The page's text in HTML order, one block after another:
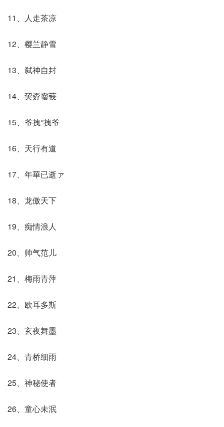
11、人走茶凉
12、樱兰静雪
13、弑神自封
14、巭孬嫑莪
15、爷拽°拽爷
16、天行有道
17、年華已逝ァ
18、龙傲天下
19、痴情浪人
20、帅气范儿
21、梅雨青萍
22、欧耳多斯
23、玄夜舞墨
24、青桥细雨
25、神秘使者
26、童心未泯